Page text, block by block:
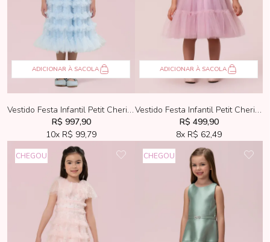
ADICIONAR À SACOLA
Vestido Festa Infantil Petit Cherie Luxo Azul Tule Bordado
R$ 997,90
10x R$ 99,79
ADICIONAR À SACOLA
Vestido Festa Infantil Petit Cherie Tule Rosa Com Bordado
R$ 499,90
8x R$ 62,49
CHEGOU CHEGOU